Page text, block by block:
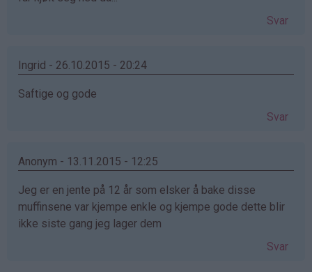
Svar
Ingrid - 26.10.2015 - 20:24
Saftige og gode
Svar
Anonym - 13.11.2015 - 12:25
Jeg er en jente på 12 år som elsker å bake disse
muffinsene var kjempe enkle og kjempe gode dette blir
ikke siste gang jeg lager dem
Svar